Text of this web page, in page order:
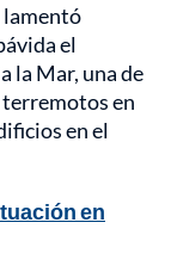
lamentó
el
la Mar, una de
terremotos en
en el
en